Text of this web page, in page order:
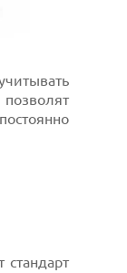
позволят